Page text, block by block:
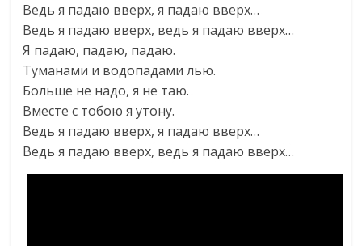
Ведь я падаю вверх, я падаю вверх…
Ведь я падаю вверх, ведь я падаю вверх…
Я падаю, падаю, падаю.
Туманами и водопадами лью.
Больше не надо, я не таю.
Вместе с тобою я утону.
Ведь я падаю вверх, я падаю вверх…
Ведь я падаю вверх, ведь я падаю вверх…